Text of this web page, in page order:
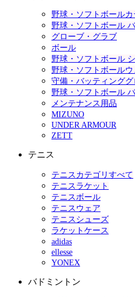
野球・ソフトボール
野球・ソフトボール
グローブ・グラブ
ボール
野球・ソフトボール
野球・ソフトボールウ
守備・バッティンググ
野球・ソフトボール
メンテナンス用品
MIZUNO
UNDER ARMOUR
ZETT
テニス
テニスカテゴリすべて
テニスラケット
テニスボール
テニスウェア
テニスシューズ
ラケットケース
adidas
ellesse
YONEX
バドミントン